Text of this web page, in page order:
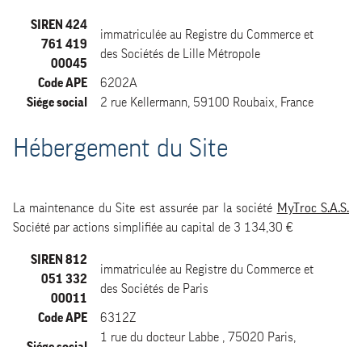
SIREN 424
761 419
00045
immatriculée au Registre du Commerce et
des Sociétés de Lille Métropole
Code APE
6202A
Siége social
2 rue Kellermann, 59100 Roubaix, France
Hébergement du Site
La maintenance du Site est assurée par la société MyTroc S.A.S.
Société par actions simplifiée au capital de 3 134,30 €
SIREN 812
051 332
00011
immatriculée au Registre du Commerce et
des Sociétés de Paris
Code APE 6312Z
1 rue du docteur Labbe , 75020 Paris,